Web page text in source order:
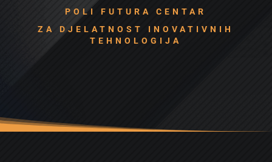
POLI FUTURA CENTAR
ZA DJELATNOST INOVATIVNIH
TEHNOLOGIJA